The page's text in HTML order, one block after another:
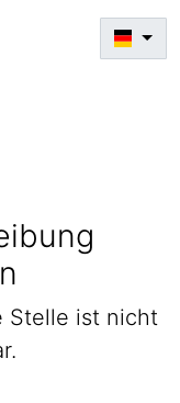
Stelle ist nicht